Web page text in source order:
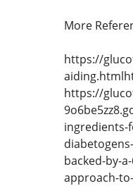
More
https://
https://
ingredients-
backed-by-
approach-